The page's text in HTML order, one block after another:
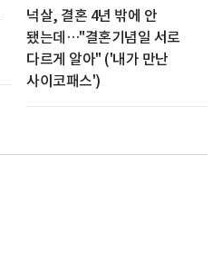
넉살, 결혼 4년 밖에 안
됐는데…"결혼기념일 서로
다르게 알아" ('내가 만난
사이코패스')